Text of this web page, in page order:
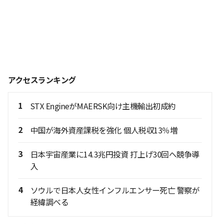
アクセスランキング
1 STX EngineがMAERSK向け主機輸出初成約
2 中国が海外資産課税を強化 個人税収13％増
3
日本宇宙産業に14.3兆円投資 打上げ30回へ競争導
入
4
ソウルで日本人女性インフルエンサー死亡 警察が
経緯調べる